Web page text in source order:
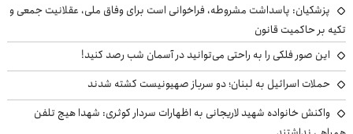
پزشکیان: پاسداشت مشروطه، فراخوانی است برای وفاق ملی، عقلانیت جمعی و
تکیه بر حاکمیت قانون
این صور فلکی را به راحتی می‌توانید در آسمان شب رصد کنید!
حملات اسرائیل به لبنان؛ دو سرباز صهیونیست کشته شدند
واکنش خانواده شهید لاریجانی به اظهارات سردار کوثری: شهدا هیچ تلفن